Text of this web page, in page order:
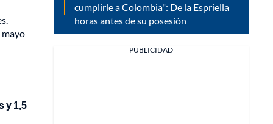
mayo
y 1,5
cumplirle a Colombia": De la Espriella
horas antes de su posesión
PUBLICIDAD